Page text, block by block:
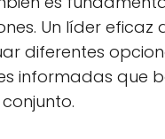
Un líder eficaz
diferentes
informadas que